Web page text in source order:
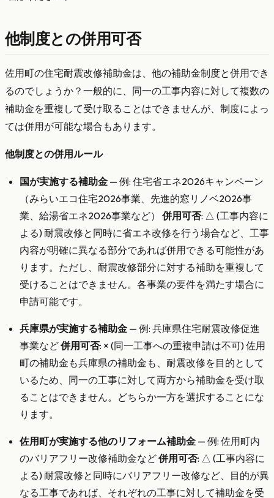
他制度との併用可否
佐用町の住宅耐震改修補助金は、他の補助金制度と併用でき
るのでしょうか？一般的に、同一の工事内容に対して複数の
補助金を重複して受け取ることはできませんが、制度によっ
ては併用が可能な場合もあります。
他制度との併用ルール
国が実施する補助金 — 例: 住宅省エネ2026キャンペーン
（みらいエコ住宅2026事業、先進的窓リノベ2026事
業、給湯省エネ2026事業など） 併用可否: △ (工事内容に
よる) 耐震改修と同時に省エネ改修を行う場合など、工事
内容が明確に異なる部分であれば併用できる可能性があ
ります。ただし、耐震改修部分に対する補助を重複して
受けることはできません。各事業の要件を満たす場合に
申請可能です。
兵庫県が実施する補助金 — 例: 兵庫県住宅耐震改修促進
事業など併用可否: × (同一工事への重複申請は不可) 佐用
町の補助金も兵庫県の補助金も、耐震改修を目的として
いるため、同一の工事に対して両方から補助金を受け取
ることはできません。どちらか一方を選択することにな
ります。
佐用町が実施する他のリフォーム補助金 — 例: 佐用町内
のバリアフリー改修補助金など併用可否: △ (工事内容に
よる) 耐震改修と同時にバリアフリー改修など、目的が異
なる工事であれば、それぞれの工事に対して補助金を受